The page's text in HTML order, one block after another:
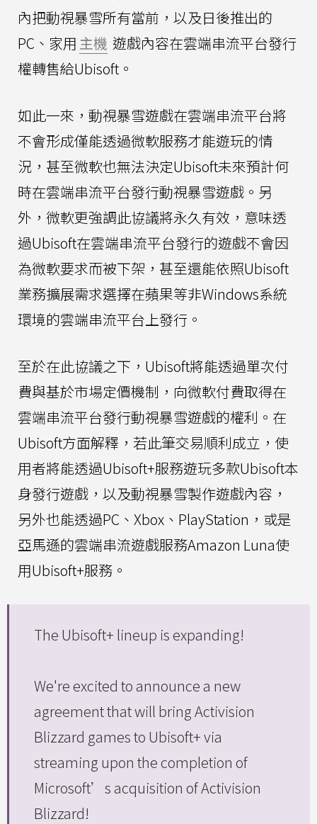
內把動視暴雪所有當前，以及日後推出的
PC、家用 主機 遊戲內容在雲端串流平台發行
權轉售給Ubisoft。
如此一來，動視暴雪遊戲在雲端串流平台將
不會形成僅能透過微軟服務才能遊玩的情
況，甚至微軟也無法決定Ubisoft未來預計何
時在雲端串流平台發行動視暴雪遊戲。另
外，微軟更強調此協議將永久有效，意味透
過Ubisoft在雲端串流平台發行的遊戲不會因
為微軟要求而被下架，甚至還能依照Ubisoft
業務擴展需求選擇在蘋果等非Windows系統
環境的雲端串流平台上發行。
至於在此協議之下，Ubisoft將能透過單次付
費與基於市場定價機制，向微軟付費取得在
雲端串流平台發行動視暴雪遊戲的權利。在
Ubisoft方面解釋，若此筆交易順利成立，使
用者將能透過Ubisoft+服務遊玩多款Ubisoft本
身發行遊戲，以及動視暴雪製作遊戲內容，
另外也能透過PC、Xbox、PlayStation，或是
亞馬遜的雲端串流遊戲服務Amazon Luna使
用Ubisoft+服務。
The Ubisoft+ lineup is expanding!
We're excited to announce a new
agreement that will bring Activision
Blizzard games to Ubisoft+ via
streaming upon the completion of
Microsoft’s acquisition of Activision
Blizzard!